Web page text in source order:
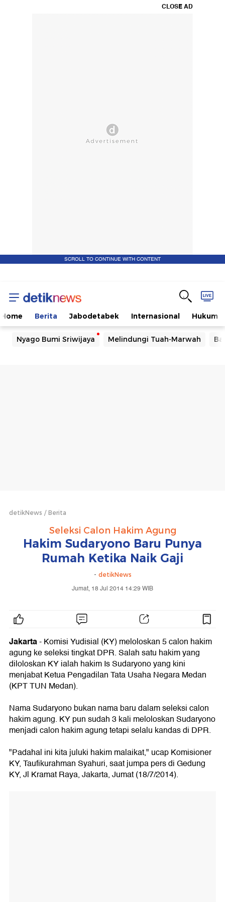
CLOSE AD
SCROLL TO CONTINUE WITH CONTENT
Home Berita Jabodetabek Internasional Hukum
Nyago Bumi Sriwijaya Melindungi Tuah-Marwah
detikNews Berita
Seleksi Calon Hakim Agung
Hakim Sudaryono Baru Punya
Rumah Ketika Naik Gaji
- detikNews
Jumat, 18 Jul 2014 14:29 WIB
Jakarta-Komisi Yudisial (KY) meloloskan 5 calon hakim
agung ke seleksi tingkat DPR. Salah satu hakim yang
diloloskan KY ialah hakim Is Sudaryono yang kini
menjabat Ketua Pengadilan Tata Usaha Negara Medan
(KPT TUN Medan).
Nama Sudaryono bukan nama baru dalam seleksi calon
hakim agung. KY pun sudah 3 kali meloloskan Sudaryono
menjadi calon hakim agung tetapi selalu kandas di DPR.
"Padahal ini kita juluki hakim malaikat," ucap Komisioner
KY, Taufikurahman Syahuri, saat jumpa pers di Gedung
KY, Jl Kramat Raya, Jakarta, Jumat (18/7/2014).